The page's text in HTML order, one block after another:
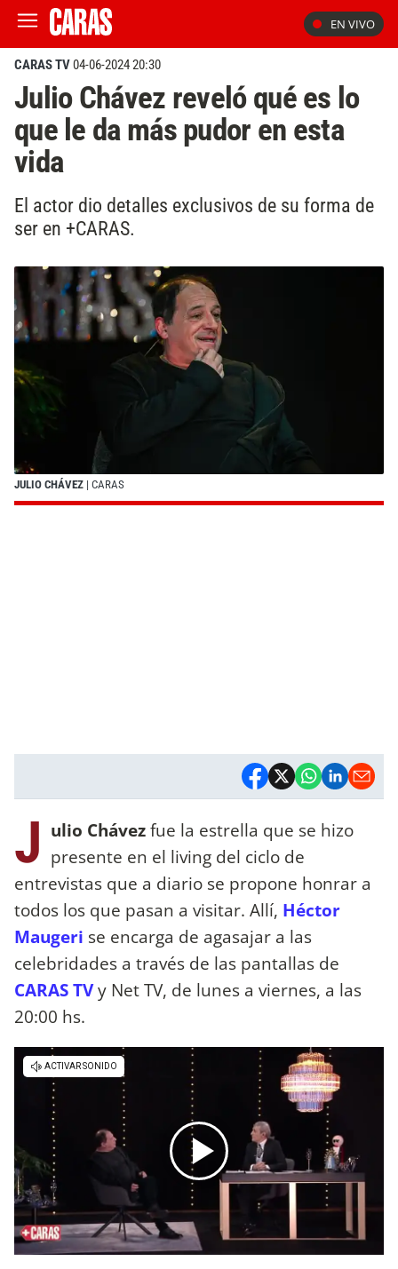
EN VIVO
CARAS TV04-06-2024 20:30
Julio Chávez reveló qué es lo
que le da más pudor en esta
vida
El actor dio detalles exclusivos de su forma de
ser en +CARAS.
JULIO CHÁVEZ | CARAS
J ulio Chávezfue la estrella que se hizo
presente en el living del ciclo de
entrevistas que a diario se propone honrar a
todos los que pasan a visitar. Allí, Héctor
Maugeri se encarga de agasajar a las
celebridades a través de las pantallas de
CARAS TVy Net TV, de lunes a viernes, a las
20:00 hs.